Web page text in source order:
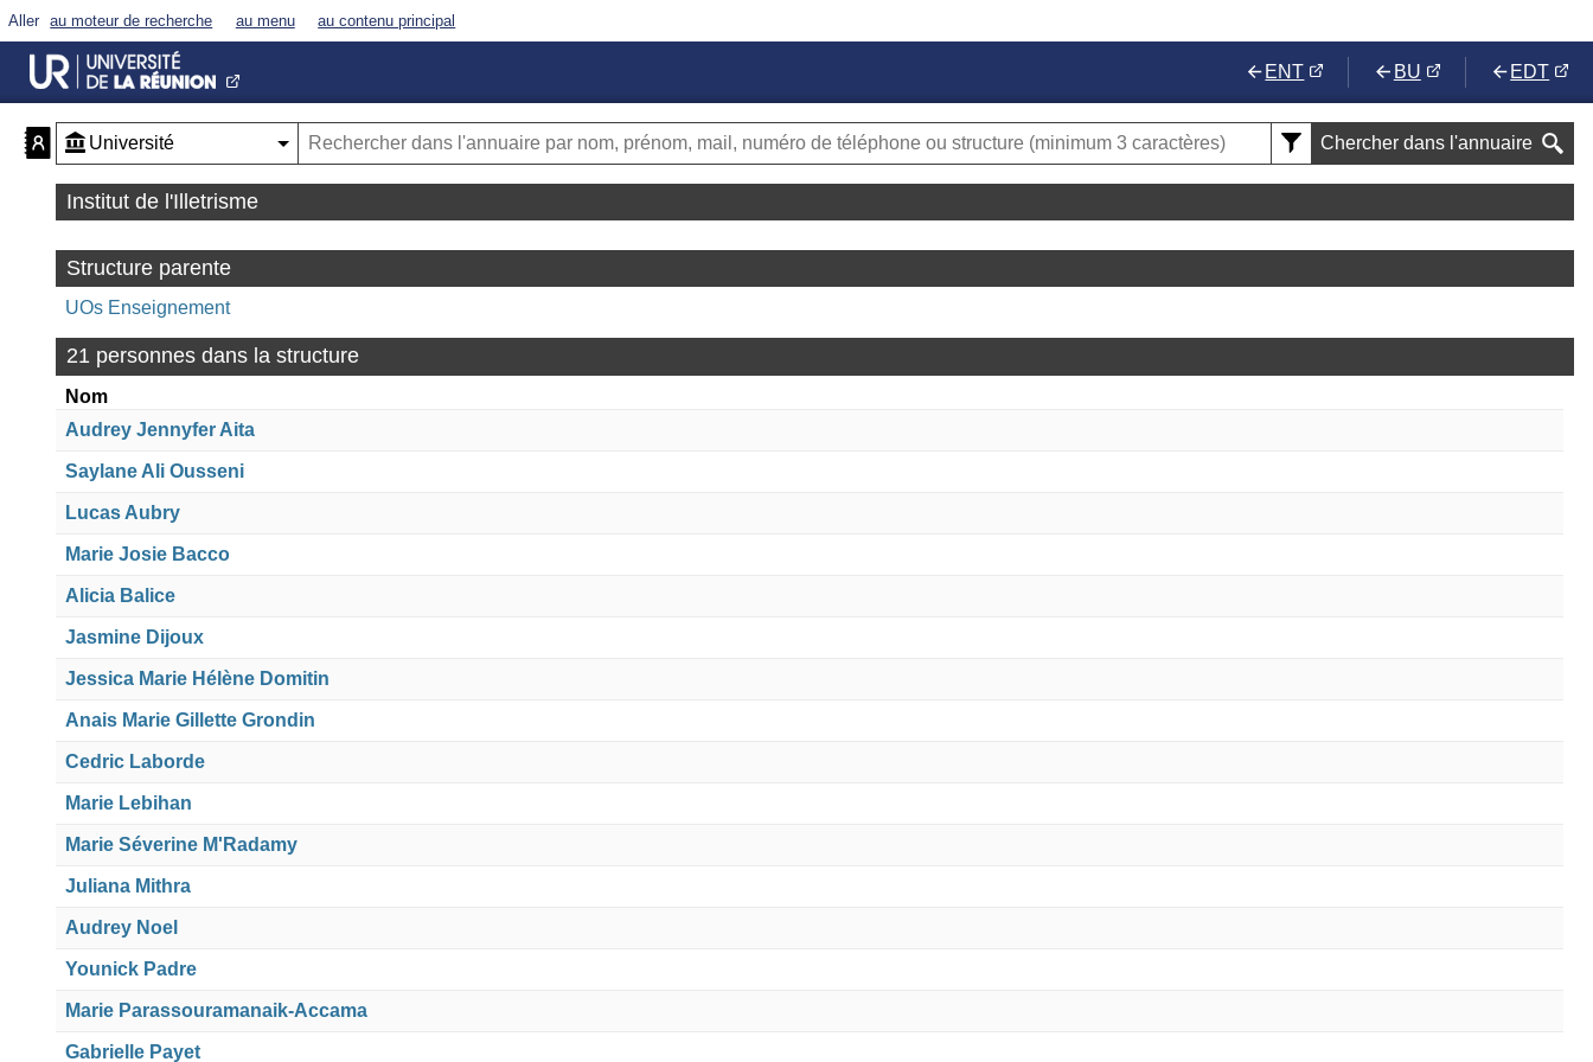
Aller au moteur de recherche au menu au contenu principal
ENT BU EDT
Chercher dans l'annuaire
Institut de l'Illetrisme
Structure parente
UOs Enseignement
21 personnes dans la structure
Nom
Audrey Jennyfer Aita
Saylane Ali Ousseni
Lucas Aubry
Marie Josie Bacco
Alicia Balice
Jasmine Dijoux
Jessica Marie Hélène Domitin
Anais Marie Gillette Grondin
Cedric Laborde
Marie Lebihan
Marie Séverine M'Radamy
Juliana Mithra
Audrey Noel
Younick Padre
Marie Parassouramanaik-Accama
Gabrielle Payet